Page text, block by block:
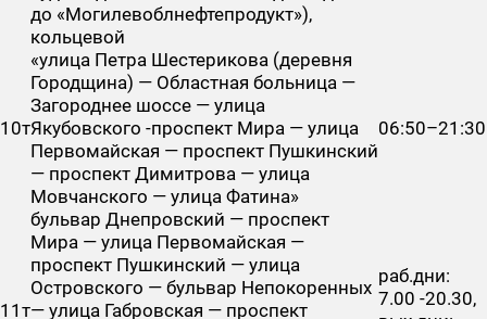
до «Могилевоблнефтепродукт»),
кольцевой
10т
«улица Петра Шестерикова (деревня
Городщина) — Областная больница —
Загороднее шоссе — улица
Якубовского -проспект Мира — улица
Первомайская — проспект Пушкинский
— проспект Димитрова — улица
Мовчанского — улица Фатина»
06:50–21:30
11т
бульвар Днепровский — проспект
Мира — улица Первомайская —
проспект Пушкинский — улица
Островского — бульвар Непокоренных
— улица Габровская — проспект
раб.дни:
7.00 -20.30,